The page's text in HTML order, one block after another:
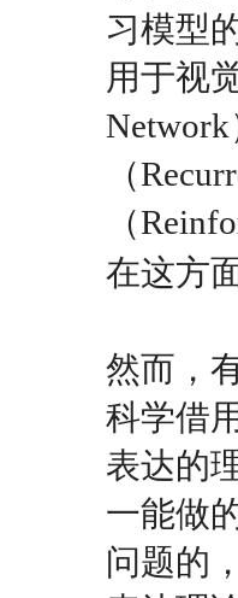
习模型
用于视
（
（
在这方
然而，
科学借
表达的
一能做
问题的